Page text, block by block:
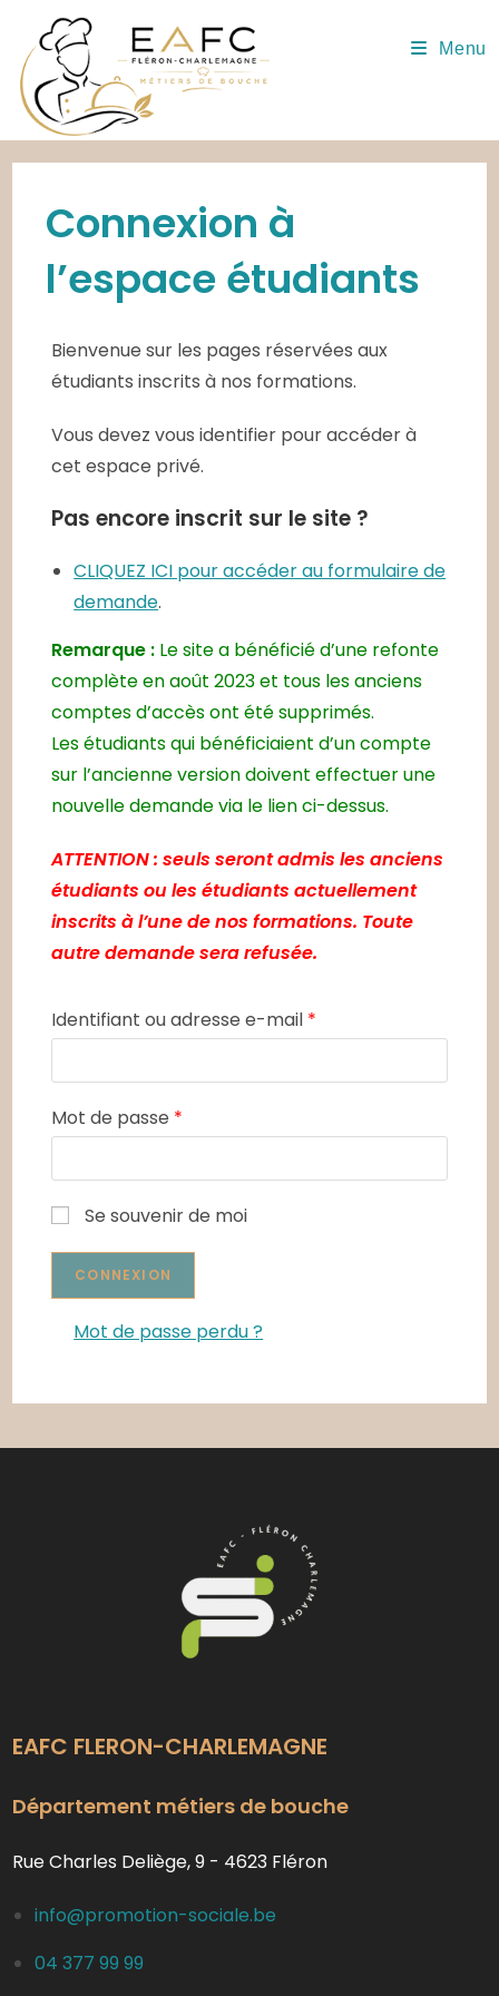
content
Menu
Connexion à
l’espace étudiants
Bienvenue sur les pages réservées aux
étudiants inscrits à nos formations.
Vous devez vous identifier pour accéder à
cet espace privé.
Pas encore inscrit sur le site ?
CLIQUEZ ICI pour accéder au formulaire de
demande.
Remarque : Le site a bénéficié d’une refonte
complète en août 2023 et tous les anciens
comptes d’accès ont été supprimés.
Les étudiants qui bénéficiaient d’un compte
sur l’ancienne version doivent effectuer une
nouvelle demande via le lien ci-dessus.
ATTENTION : seuls seront admis les anciens
étudiants ou les étudiants actuellement
inscrits à l’une de nos formations. Toute
autre demande sera refusée.
Identifiant ou adresse e-mail *
Mot de passe *
Se souvenir de moi
Mot de passe perdu ?
EAFC FLERON-CHARLEMAGNE
Département métiers de bouche
Rue Charles Deliège, 9 - 4623 Fléron
info@promotion-sociale.be
04 377 99 99